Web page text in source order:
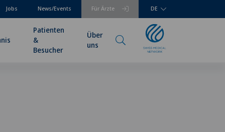
Für Ärzte
Jobs News/Events DE
Patienten
&
Besucher
Über
uns